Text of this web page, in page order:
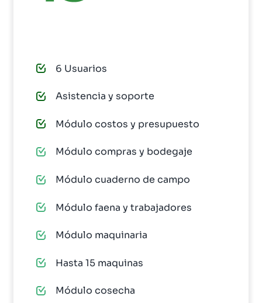
6 Usuarios
Asistencia y soporte
Módulo costos y presupuesto
Módulo compras y bodegaje
Módulo cuaderno de campo
Módulo faena y trabajadores
Módulo maquinaria
Hasta 15 maquinas
Módulo cosecha